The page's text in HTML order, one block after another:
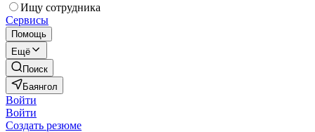
Ищу сотрудника
Сервисы
Помощь
Ещё
Поиск
Баянгол
Войти
Войти
Создать резюме